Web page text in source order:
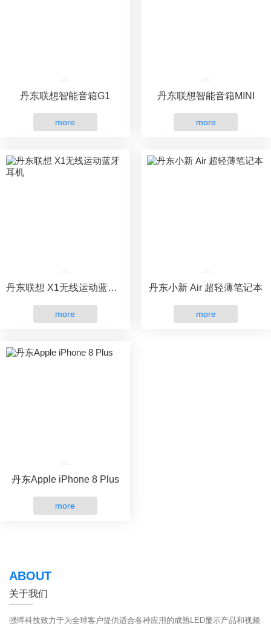
丹东联想智能音箱G1
more
丹东联想智能音箱MINI
more
丹东联想 X1无线运动蓝牙耳机
more
丹东小新 Air 超轻薄笔记本
more
丹东Apple iPhone 8 Plus
more
ABOUT
关于我们
强晖科技致力于为全球客户提供适合各种应用的成熟LED显示产品和视频